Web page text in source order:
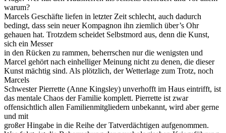
warum?
Marcels Geschäfte liefen in letzter Zeit schlecht, auch dadurch
bedingt, dass sein neuer Kompagnon ihn ziemlich über’s Ohr
gehauen hat. Trotzdem scheidet Selbstmord aus, denn die Kunst,
sich ein Messer
in den Rücken zu rammen, beherrschen nur die wenigsten und
Marcel gehört nach einhelliger Meinung nicht zu denen, die dieser
Kunst mächtig sind. Als plötzlich, der Wetterlage zum Trotz, noch
Marcels
Schwester Pierrette (Anne Kingsley) unverhofft im Haus eintrifft, ist
das mentale Chaos der Familie komplett. Pierrette ist zwar
offensichtlich allen Familienmitgliedern unbekannt, wird aber gerne
und mit
großer Hingabe in die Reihe der Tatverdächtigen aufgenommen.